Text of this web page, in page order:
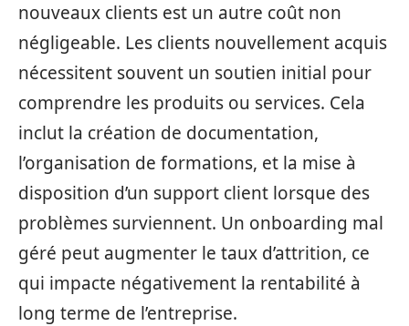
nouveaux clients est un autre coût non
négligeable. Les clients nouvellement acquis
nécessitent souvent un soutien initial pour
comprendre les produits ou services. Cela
inclut la création de documentation,
l’organisation de formations, et la mise à
disposition d’un support client lorsque des
problèmes surviennent. Un onboarding mal
géré peut augmenter le taux d’attrition, ce
qui impacte négativement la rentabilité à
long terme de l’entreprise.